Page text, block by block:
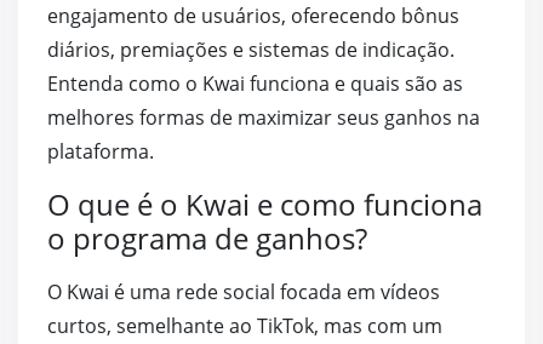
engajamento de usuários, oferecendo bônus
diários, premiações e sistemas de indicação.
Entenda como o Kwai funciona e quais são as
melhores formas de maximizar seus ganhos na
plataforma.
O que é o Kwai e como funciona
o programa de ganhos?
O Kwai é uma rede social focada em vídeos
curtos, semelhante ao TikTok, mas com um